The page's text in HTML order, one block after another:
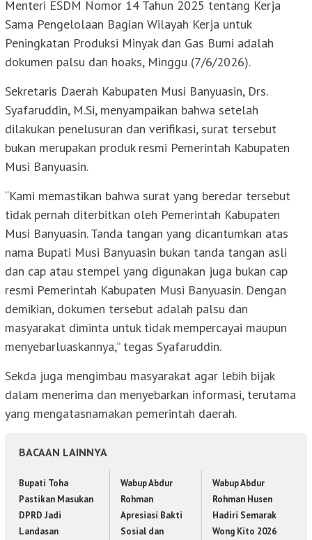
Menteri ESDM Nomor 14 Tahun 2025 tentang Kerja
Sama Pengelolaan Bagian Wilayah Kerja untuk
Peningkatan Produksi Minyak dan Gas Bumi adalah
dokumen palsu dan hoaks, Minggu (7/6/2026).
Sekretaris Daerah Kabupaten Musi Banyuasin, Drs.
Syafaruddin, M.Si, menyampaikan bahwa setelah
dilakukan penelusuran dan verifikasi, surat tersebut
bukan merupakan produk resmi Pemerintah Kabupaten
Musi Banyuasin.
“Kami memastikan bahwa surat yang beredar tersebut
tidak pernah diterbitkan oleh Pemerintah Kabupaten
Musi Banyuasin. Tanda tangan yang dicantumkan atas
nama Bupati Musi Banyuasin bukan tanda tangan asli
dan cap atau stempel yang digunakan juga bukan cap
resmi Pemerintah Kabupaten Musi Banyuasin. Dengan
demikian, dokumen tersebut adalah palsu dan
masyarakat diminta untuk tidak mempercayai maupun
menyebarluaskannya,” tegas Syafaruddin.
Sekda juga mengimbau masyarakat agar lebih bijak
dalam menerima dan menyebarkan informasi, terutama
yang mengatasnamakan pemerintah daerah.
BACAAN LAINNYA
Bupati Toha
Pastikan Masukan
DPRD Jadi
Landasan
Wabup Abdur
Rohman
Apresiasi Bakti
Sosial dan
Wabup Abdur
Rohman Husen
Hadiri Semarak
Wong Kito 2026